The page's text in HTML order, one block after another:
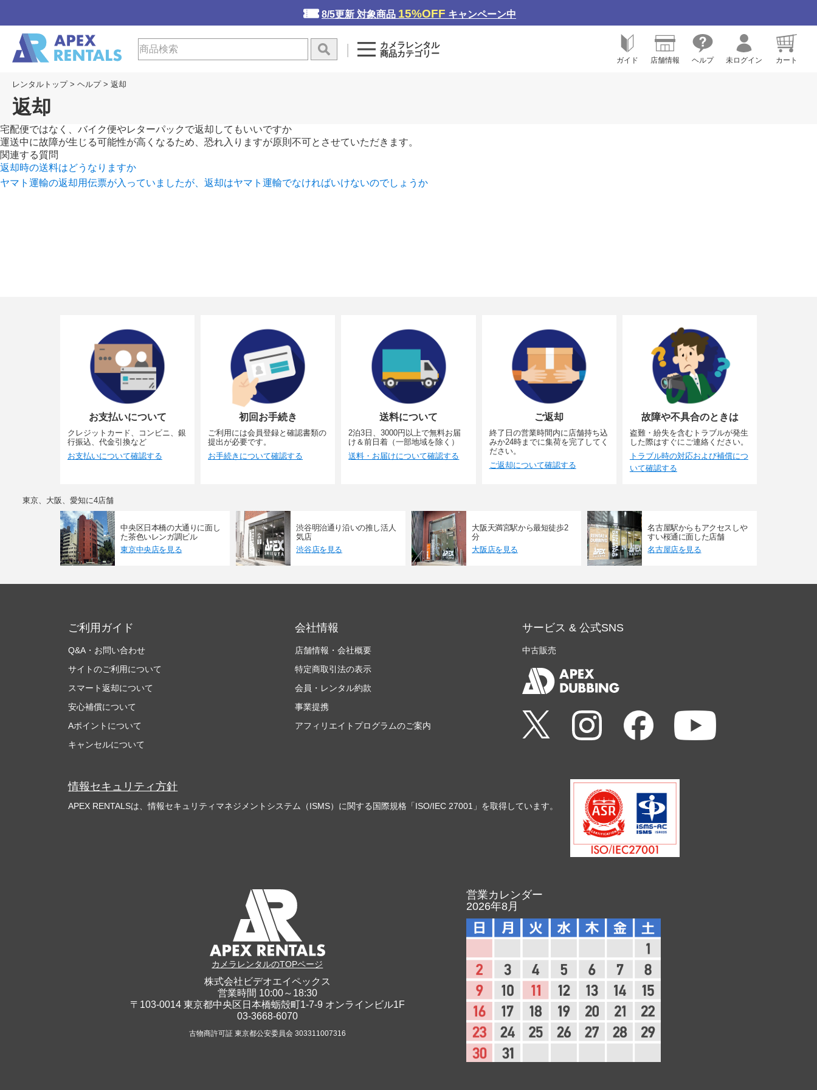
8/5更新 対象商品 15%OFF キャンペーン中
カメラレンタル
商品カテゴリー
ガイド 店舗情報 ヘルプ 未ログイン カート
レンタルトップ> ヘルプ> 返却
返却
宅配便ではなく、バイク便やレターパックで返却してもいいですか
運送中に故障が生じる可能性が高くなるため、恐れ入りますが原則不可とさせていただきます。
関連する質問
返却時の送料はどうなりますか
ヤマト運輸の返却用伝票が入っていましたが、返却はヤマト運輸でなければいけないのでしょうか
お支払いについて
クレジットカード、コンビニ、銀
行振込、代金引換など
お支払いについて確認する
初回お手続き
ご利用には会員登録と確認書類の
提出が必要です。
お手続きについて確認する
送料について
2泊3日、3000円以上で無料お届
け＆前日着（一部地域を除く）
送料・お届けについて確認する
ご返却
終了日の営業時間内に店舗持ち込
みか24時までに集荷を完了してく
ださい。
ご返却について確認する
故障や不具合のときは
盗難・紛失を含むトラブルが発生
した際はすぐにご連絡ください。
トラブル時の対応および補償につ
いて確認する
東京、大阪、愛知に4店舗
中央区日本橋の大通りに面し
た茶色いレンガ調ビル
東京中央店を見る
渋谷明治通り沿いの推し活人
気店
渋谷店を見る
大阪天満宮駅から最短徒歩2
分
大阪店を見る
名古屋駅からもアクセスしや
すい桜通に面した店舗
名古屋店を見る
ご利用ガイド
Q&A・お問い合わせ
サイトのご利用について
スマート返却について
安心補償について
Aポイントについて
キャンセルについて
会社情報
店舗情報・会社概要
特定商取引法の表示
会員・レンタル約款
事業提携
アフィリエイトプログラムのご案内
サービス & 公式SNS
中古販売
情報セキュリティ方針
APEX RENTALSは、情報セキュリティマネジメントシステム（ISMS）に関する国際規格「ISO/IEC 27001」を取得しています。
カメラレンタルのTOPページ
株式会社ビデオエイペックス
営業時間 10:00～18:30
〒103-0014 東京都中央区日本橋蛎殻町1-7-9 オンラインビル1F
03-3668-6070
古物商許可証 東京都公安委員会 303311007316
営業カレンダー
2026年8月